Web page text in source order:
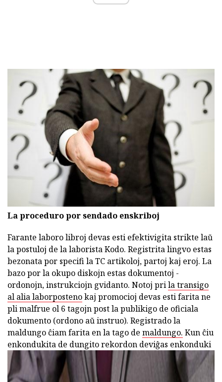
La proceduro por sendado enskriboj
Farante laboro libroj devas esti efektivigita strikte laŭ
la postuloj de la laborista Kodo. Registrita lingvo estas
bezonata por specifi la TC artikoloj, partoj kaj eroj. La
bazo por la okupo diskojn estas dokumentoj -
ordonojn, instrukciojn gvidanto. Notoj prila transigo
al alia laborpostenokaj promocioj devas esti farita ne
pli malfrue ol 6 tagojn post la publikigo de oficiala
dokumento (ordono aŭ instruo). Registrado la
maldungo ĉiam farita en la tago de maldungo. Kun ĉiu
enkondukita de dungito rekordon deviĝas enkonduki